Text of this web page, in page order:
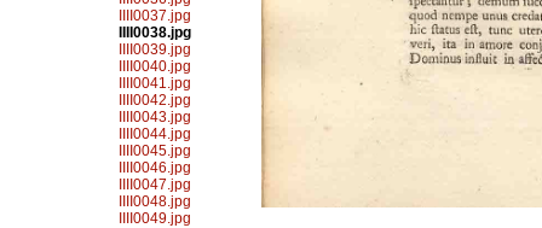
IIII0037.jpg
IIII0038.jpg
IIII0039.jpg
IIII0040.jpg
IIII0041.jpg
IIII0042.jpg
IIII0043.jpg
IIII0044.jpg
IIII0045.jpg
IIII0046.jpg
IIII0047.jpg
IIII0048.jpg
IIII0049.jpg